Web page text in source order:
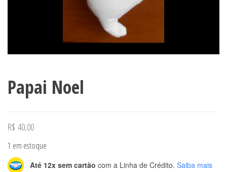
Papai Noel
R$ 40,00
1 em estoque
Até 12x sem cartão com a Linha de Crédito. Saiba mais